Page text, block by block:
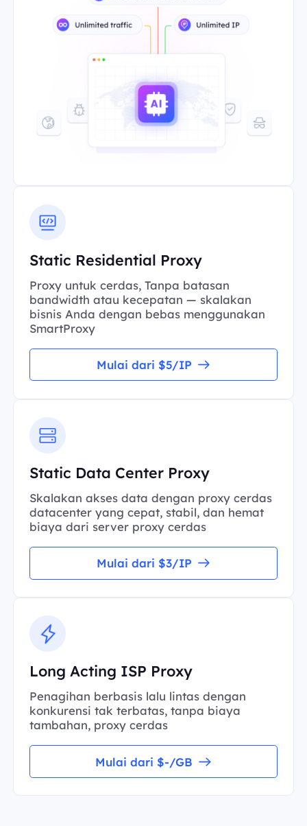
Static Residential Proxy
Proxy untuk cerdas, Tanpa batasan
bandwidth atau kecepatan — skalakan
bisnis Anda dengan bebas menggunakan
SmartProxy
Mulai dari $5/IP
Static Data Center Proxy
Skalakan akses data dengan proxy cerdas
datacenter yang cepat, stabil, dan hemat
biaya dari server proxy cerdas
Mulai dari $3/IP
Long Acting ISP Proxy
Penagihan berbasis lalu lintas dengan
konkurensi tak terbatas, tanpa biaya
tambahan, proxy cerdas
Mulai dari $-/GB